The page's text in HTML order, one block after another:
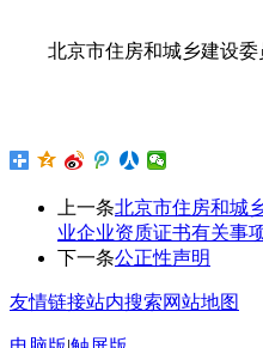
北京市住房和城乡建设
上一条北京市住房和城
业企业资质证书有关事
下一条公正性声明
友情链接站内搜索网站地图